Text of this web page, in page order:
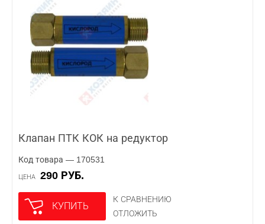
Клапан ПТК КОК на редуктор
Код товара — 170531
ЦЕНА 290 РУБ.
КУПИТЬ
К СРАВНЕНИЮ
ОТЛОЖИТЬ